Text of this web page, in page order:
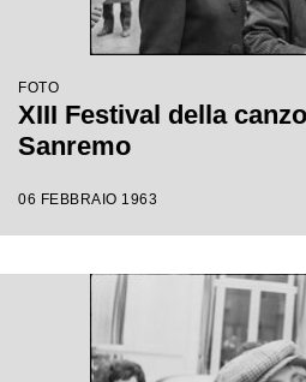
FOTO
XIII Festival della
Sanremo
06 FEBBRAIO 1963